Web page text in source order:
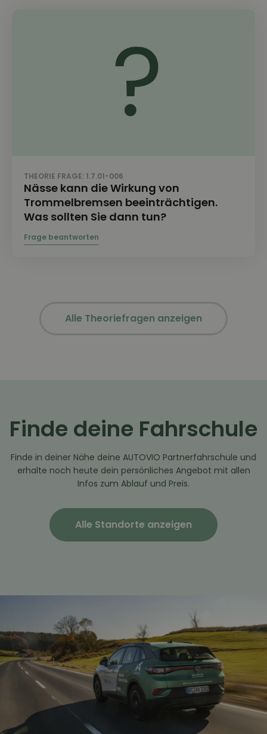
THEORIE FRAGE: 1.7.01-006
Nässe kann die Wirkung von
Trommelbremsen beeinträchtigen.
Was sollten Sie dann tun?
Alle Theoriefragen anzeigen
Finde deine Fahrschule
Finde in deiner Nähe deine AUTOVIO Partnerfahrschule und
erhalte noch heute dein persönliches Angebot mit allen
Infos zum Ablauf und Preis.
Alle Standorte anzeigen